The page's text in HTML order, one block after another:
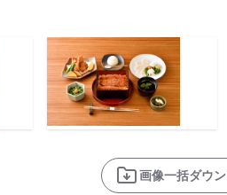
画像一括ダウ